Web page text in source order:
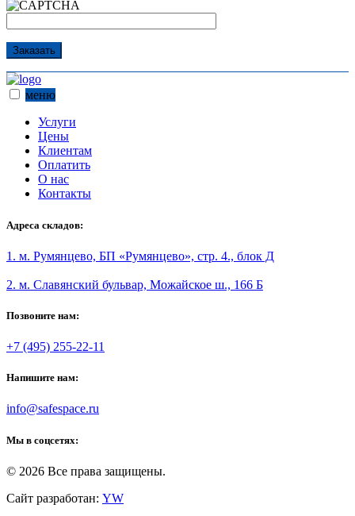
Заказать
меню
Услуги
Цены
Клиентам
Оплатить
О нас
Контакты
Адреса складов:
1. м. Румянцево, БП «Румянцево», стр. 4., блок Д
2. м. Славянский бульвар, Можайское ш., 166 Б
Позвоните нам:
+7 (495) 255-22-11
Напишите нам:
info@safespace.ru
Мы в соцсетях:
© 2026 Все права защищены.
Сайт разработан: YW